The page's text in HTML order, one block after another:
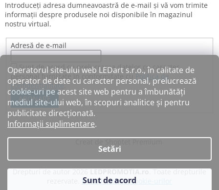
Operatorul site-ului web LEDart s.r.o., în calitate de
operator de date cu caracter personal, prelucrează
cookie-uri pe acest site web pentru a îmbunătăți
mediul site-ului web, în scopuri analitice și pentru
publicitate direcționată.
Informații suplimentare.
Setări
Sunt de acord
Introduceţi adresa dumneavoastră de e-mail şi vă vom trimite
informaţii despre produsele noi disponibile în magazinul
nostru virtual.
Adresă de e-mail
Sunt de acord cu prelucrarea datelor cu caracter
personal furnizate în conformitate cu Politica de
confidențialitate.
ABONARE
Editați setările cookie-urilor